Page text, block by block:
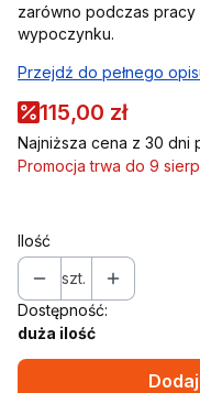
zarówno podczas
wypoczynku.
Przejdź do pełnego
115,00 zł
Najniższa cena z 30 dni
Promocja trwa do 9
Ilość
szt.
Dostępność:
duża ilość